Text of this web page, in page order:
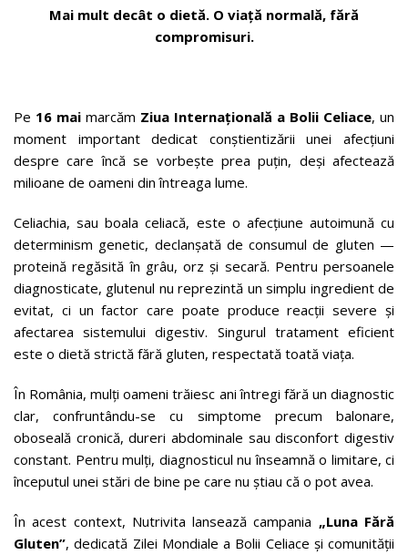
Mai mult decât o dietă. O viață normală, fără
compromisuri.
Pe 16 mai marcăm Ziua Internațională a Bolii Celiace, un
moment important dedicat conștientizării unei afecțiuni
despre care încă se vorbește prea puțin, deși afectează
milioane de oameni din întreaga lume.
Celiachia, sau boala celiacă, este o afecțiune autoimună cu
determinism genetic, declanșată de consumul de gluten —
proteină regăsită în grâu, orz și secară. Pentru persoanele
diagnosticate, glutenul nu reprezintă un simplu ingredient de
evitat, ci un factor care poate produce reacții severe și
afectarea sistemului digestiv. Singurul tratament eficient
este o dietă strictă fără gluten, respectată toată viața.
În România, mulți oameni trăiesc ani întregi fără un diagnostic
clar, confruntându-se cu simptome precum balonare,
oboseală cronică, dureri abdominale sau disconfort digestiv
constant. Pentru mulți, diagnosticul nu înseamnă o limitare, ci
începutul unei stări de bine pe care nu știau că o pot avea.
În acest context, Nutrivita lansează campania „Luna Fără
Gluten”, dedicată Zilei Mondiale a Bolii Celiace și comunității